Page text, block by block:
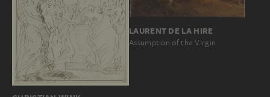
LAURENT DE LA HIRE
Assumption of the Virgin